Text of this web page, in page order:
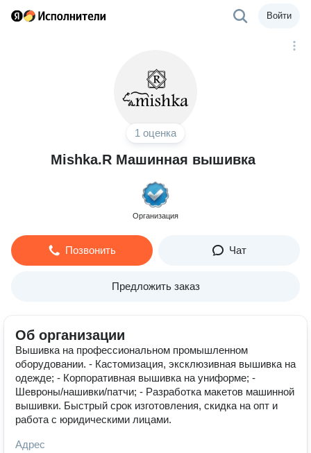
Войти
1 оценка
Mishka.R Машинная вышивка
Организация
Позвонить Чат
Предложить заказ
Об организации
Вышивка на профессиональном промышленном
оборудовании. - Кастомизация, эксклюзивная вышивка на
одежде; - Корпоративная вышивка на униформе; -
Шевроны/нашивки/патчи; - Разработка макетов машинной
вышивки. Быстрый срок изготовления, скидка на опт и
работа с юридическими лицами.
Адрес